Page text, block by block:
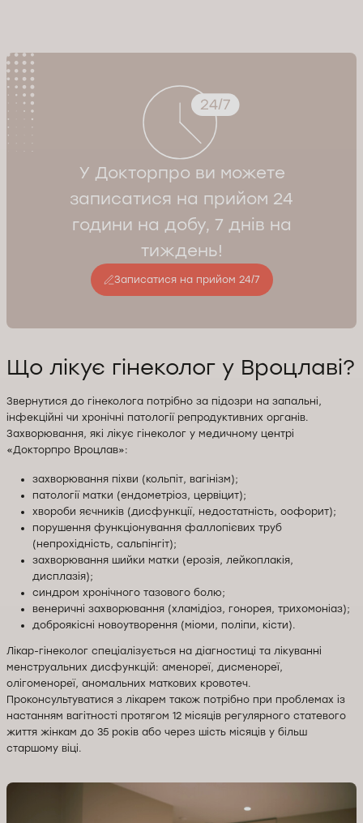
У Докторпро ви можете
записатися на прийом 24
години на добу, 7 днів на
тиждень!
Записатися на прийом 24/7
Що лікує гінеколог у Вроцлаві?
Звернутися до гінеколога потрібно за підозри на запальні,
інфекційні чи хронічні патології репродуктивних органів.
Захворювання, які лікує гінеколог у медичному центрі
«Докторпро Вроцлав»:
захворювання піхви (кольпіт, вагінізм);
патології матки (ендометріоз, цервіцит);
хвороби яєчників (дисфункції, недостатність, оофорит);
порушення функціонування фаллопієвих труб
(непрохідність, сальпінгіт);
захворювання шийки матки (ерозія, лейкоплакія,
дисплазія);
синдром хронічного тазового болю;
венеричні захворювання (хламідіоз, гонорея, трихомоніаз);
доброякісні новоутворення (міоми, поліпи, кісти).
Лікар-гінеколог спеціалізується на діагностиці та лікуванні
менструальних дисфункцій: аменореї, дисменореї,
олігоменореї, аномальних маткових кровотеч.
Проконсультуватися з лікарем також потрібно при проблемах із
настанням вагітності протягом 12 місяців регулярного статевого
життя жінкам до 35 років або через шість місяців у більш
старшому віці.